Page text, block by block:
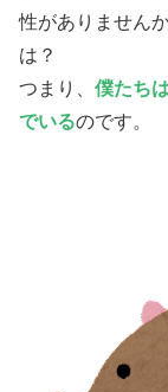
性がありません
は？
つまり、 僕たち
でいるのです。